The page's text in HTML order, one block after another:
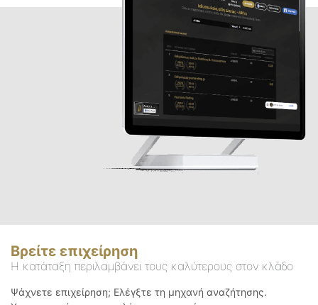
Βρείτε επιχείρηση
Η κατάταξη περιλαμβάνει τους καλύτερους στον κλάδο
Ψάχνετε επιχείρηση; Ελέγξτε τη μηχανή αναζήτησης.